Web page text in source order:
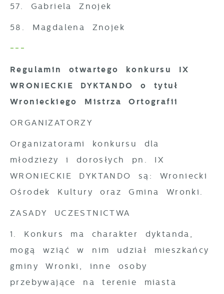
57. Gabriela Znojek
58. Magdalena Znojek
---
Regulamin otwartego konkursu IX
WRONIECKIE DYKTANDO o tytuł
Wronieckiego Mistrza Ortografii
ORGANIZATORZY
Organizatorami konkursu dla
młodzieży i dorosłych pn. IX
WRONIECKIE DYKTANDO są: Wroniecki
Ośrodek Kultury oraz Gmina Wronki.
ZASADY UCZESTNICTWA
1. Konkurs ma charakter dyktanda,
mogą wziąć w nim udział mieszkańcy
gminy Wronki, inne osoby
przebywające na terenie miasta